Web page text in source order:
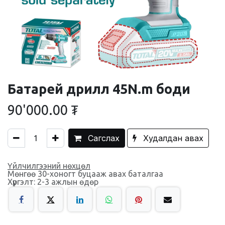
Батарей дрилл 45N.m боди
90'000.00 ₮
Сагслах Худалдан авах
Үйлчилгээний нөхцөл
Мөнгөө 30-хоногт буцааж авах баталгаа
Хүргэлт: 2-3 ажлын өдөр